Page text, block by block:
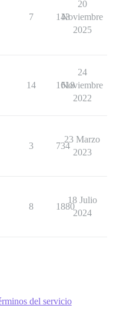
7 143
20
Noviembre
2025
14 1618
24
Noviembre
2022
3 734
23 Marzo
2023
8 1880
18 Julio
2024
del servicio